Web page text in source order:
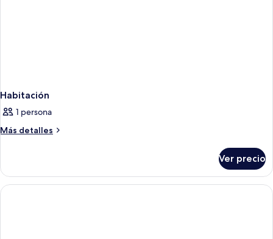
Habitación
1 persona
Más detalles
Más
Ver precio